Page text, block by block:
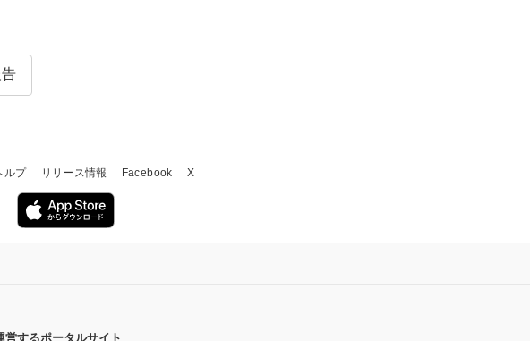
ルプ リリース情報 Facebook X
営するポータルサイト